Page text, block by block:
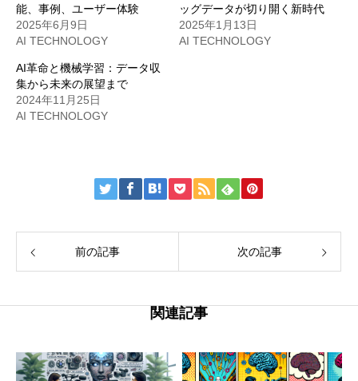
能、事例、ユーザー体験
2025年6月9日
AI TECHNOLOGY
ッグデータが切り開く新時代
2025年1月13日
AI TECHNOLOGY
AI革命と機械学習：データ収
集から未来の展望まで
2024年11月25日
AI TECHNOLOGY
前の記事 次の記事
関連記事